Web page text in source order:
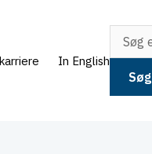
In English
Søg